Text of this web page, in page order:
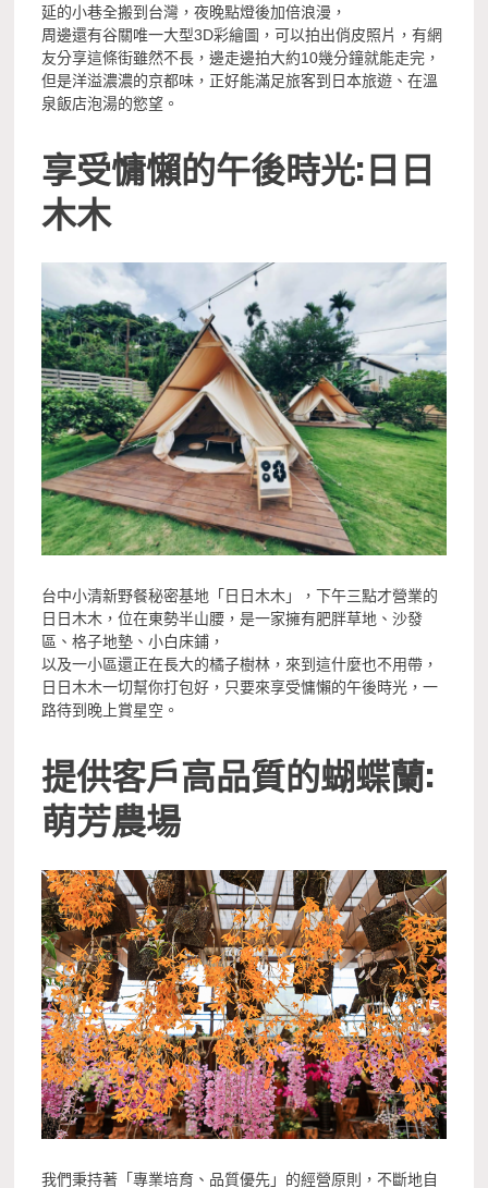
延的小巷全搬到台灣，夜晚點燈後加倍浪漫，
周邊還有谷關唯一大型3D彩繪圖，可以拍出俏皮照片，有網
友分享這條街雖然不長，邊走邊拍大約10幾分鐘就能走完，
但是洋溢濃濃的京都味，正好能滿足旅客到日本旅遊、在溫
泉飯店泡湯的慾望。
享受慵懶的午後時光:日日
木木
台中小清新野餐秘密基地「日日木木」，下午三點才營業的
日日木木，位在東勢半山腰，是一家擁有肥胖草地、沙發
區、格子地墊、小白床鋪，
以及一小區還正在長大的橘子樹林，來到這什麼也不用帶，
日日木木一切幫你打包好，只要來享受慵懶的午後時光，一
路待到晚上賞星空。
提供客戶高品質的蝴蝶蘭:
萌芳農場
我們秉持著「專業培育、品質優先」的經營原則，不斷地自